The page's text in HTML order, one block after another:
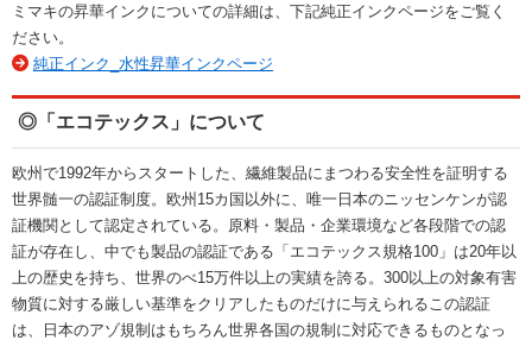
ミマキの昇華インクについての詳細は、下記純正インクページをご覧く
ださい。
純正インク_水性昇華インクページ
◎「エコテックス」について
欧州で1992年からスタートした、繊維製品にまつわる安全性を証明する
世界髄一の認証制度。欧州15カ国以外に、唯一日本のニッセンケンが認
証機関として認定されている。原料・製品・企業環境など各段階での認
証が存在し、中でも製品の認証である「エコテックス規格100」は20年以
上の歴史を持ち、世界のべ15万件以上の実績を誇る。300以上の対象有害
物質に対する厳しい基準をクリアしたものだけに与えられるこの認証
は、日本のアゾ規制はもちろん世界各国の規制に対応できるものとなっ